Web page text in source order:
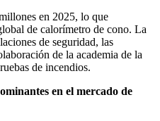
en 2025, lo que
de calorímetro de cono. La
de seguridad, las
de la academia de la
de incendios.
en el mercado de